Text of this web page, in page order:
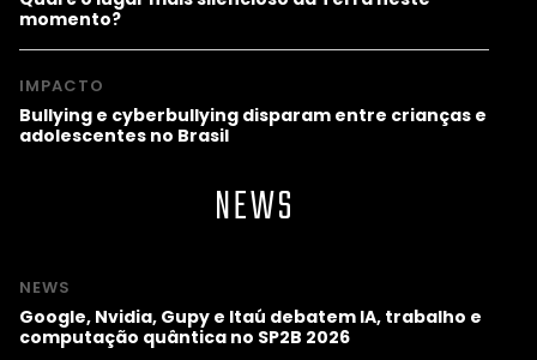
momento?
IMPACTO
Bullying e cyberbullying disparam entre crianças e
adolescentes no Brasil
NEWS
NEWS
Google, Nvidia, Gupy e Itaú debatem IA, trabalho e
computação quântica no SP2B 2026